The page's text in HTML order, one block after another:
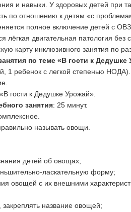
и навыки. У здоровых детей при
по отношению к детям «с
полное включение детей с
лёгкая двигательная патология без
карту инклюзивного занятия по
по теме «В гости к Дедушке
1 ребенок с легкой степенью НОДА).
гости к Дедушке Урожай».
занятия: 25 минут.
называть овощи.
детей об овощах;
ласкательную форму;
овощей с их внешними
закреплять название овощей;